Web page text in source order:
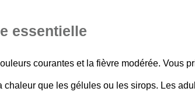
essentielle
courantes et la fièvre modérée. Vous
chaleur que les gélules ou les sirops. Les